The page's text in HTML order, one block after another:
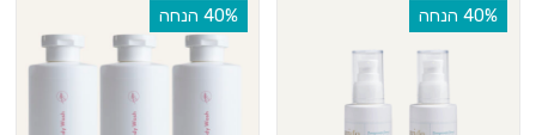
‫40% הנחה ‫40% הנחה